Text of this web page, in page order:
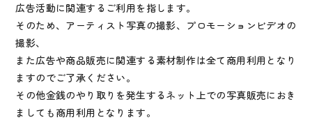
広告活動に関連するご利用を指します。
そのため、アーティスト写真の撮影、プロモーションビデオの
撮影、
また広告や商品販売に関連する素材制作は全て商用利用となり
ますのでご了承ください。
その他金銭のやり取りを発生するネット上での写真販売におき
ましても商用利用となります。